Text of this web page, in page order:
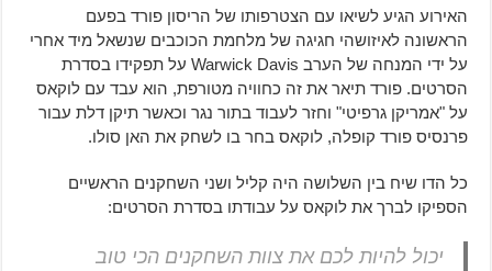
האירוע הגיע לשיאו עם הצטרפותו של הריסון פורד בפעם
הראשונה לאיזושהי חגיגה של מלחמת הכוכבים שנשאל מיד אחרי
על ידי המנחה של הערב Warwick Davis על תפקידו בסדרת
הסרטים. פורד תיאר את זה כחוויה מטורפת, הוא עבד עם לוקאס
על "אמריקן גרפיטי" וחזר לעבוד בתור נגר וכאשר תיקן דלת עבור
פרנסיס פורד קופלה, לוקאס בחר בו לשחק את האן סולו.
כל הדו שיח בין השלושה היה קליל ושני השחקנים הראשיים
הספיקו לברך את לוקאס על עבודתו בסדרת הסרטים:
יכול להיות לכם את צוות השחקנים הכי טוב